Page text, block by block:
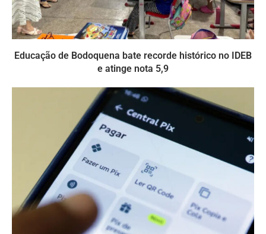
Educação de Bodoquena bate recorde histórico no IDEB
e atinge nota 5,9